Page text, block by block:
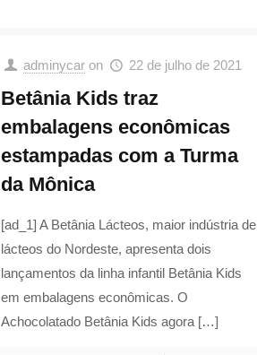
adminycar on 22 de julho de 2021
Betânia Kids traz
embalagens econômicas
estampadas com a Turma
da Mônica
[ad_1] A Betânia Lácteos, maior indústria de
lácteos do Nordeste, apresenta dois
lançamentos da linha infantil Betânia Kids
em embalagens econômicas. O
Achocolatado Betânia Kids agora […]